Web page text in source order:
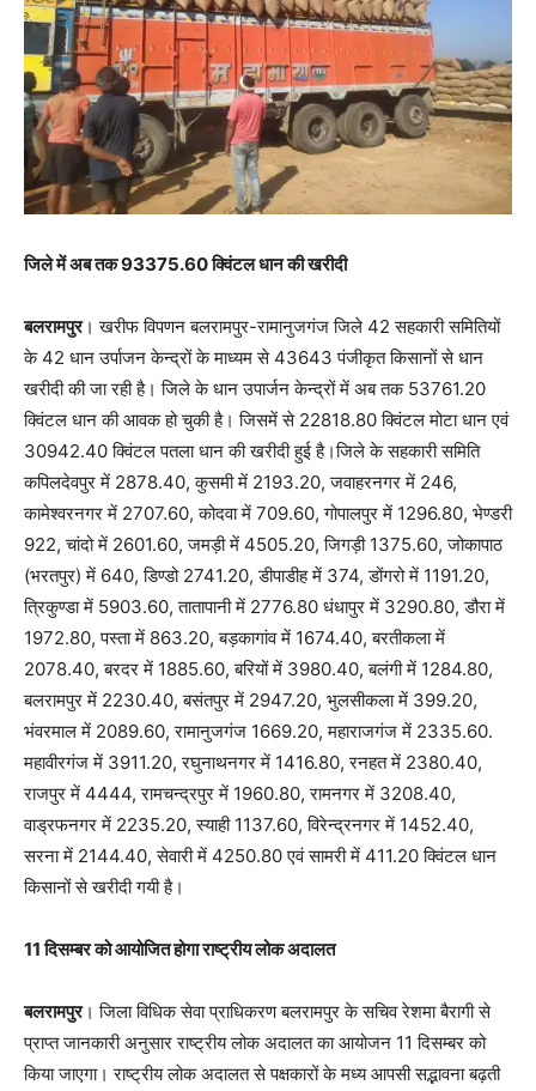
जिले में अब तक 93375.60 क्विंटल धान की खरीदी
बलरामपुर। खरीफ विपणन बलरामपुर-रामानुजगंज जिले 42 सहकारी समितियों
के 42 धान उर्पाजन केन्द्रों के माध्यम से 43643 पंजीकृत किसानों से धान
खरीदी की जा रही है। जिले के धान उपार्जन केन्द्रों में अब तक 53761.20
क्विंटल धान की आवक हो चुकी है। जिसमें से 22818.80 क्विंटल मोटा धान एवं
30942.40 क्विंटल पतला धान की खरीदी हुई है।जिले के सहकारी समिति
कपिलदेवपुर में 2878.40, कुसमी में 2193.20, जवाहरनगर में 246,
कामेश्वरनगर में 2707.60, कोदवा में 709.60, गोपालपुर में 1296.80, भेण्डरी
922, चांदो में 2601.60, जमड़ी में 4505.20, जिगड़ी 1375.60, जोकापाठ
(भरतपुर) में 640, डिण्डो 2741.20, डीपाडीह में 374, डोंगरो में 1191.20,
त्रिकुण्डा में 5903.60, तातापानी में 2776.80 धंधापुर में 3290.80, डौरा में
1972.80, पस्ता में 863.20, बड़कागांव में 1674.40, बरतीकला में
2078.40, बरदर में 1885.60, बरियों में 3980.40, बलंगी में 1284.80,
बलरामपुर में 2230.40, बसंतपुर में 2947.20, भुलसीकला में 399.20,
भंवरमाल में 2089.60, रामानुजगंज 1669.20, महाराजगंज में 2335.60.
महावीरगंज में 3911.20, रघुनाथनगर में 1416.80, रनहत में 2380.40,
राजपुर में 4444, रामचन्द्रपुर में 1960.80, रामनगर में 3208.40,
वाड्रफनगर में 2235.20, स्याही 1137.60, विरेन्द्रनगर में 1452.40,
सरना में 2144.40, सेवारी में 4250.80 एवं सामरी में 411.20 क्विंटल धान
किसानों से खरीदी गयी है।
11 दिसम्बर को आयोजित होगा राष्ट्रीय लोक अदालत
बलरामपुर। जिला विधिक सेवा प्राधिकरण बलरामपुर के सचिव रेशमा बैरागी से
प्राप्त जानकारी अनुसार राष्ट्रीय लोक अदालत का आयोजन 11 दिसम्बर को
किया जाएगा। राष्ट्रीय लोक अदालत से पक्षकारों के मध्य आपसी सद्भावना बढ़ती